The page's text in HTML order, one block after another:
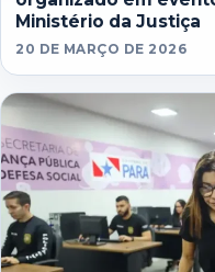
Ministério da Justiça
20 DE MARÇO DE 2026